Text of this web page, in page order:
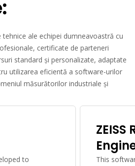
ale echipei dumneavoastră cu
certificate de parteneri
standard și personalizate, adaptate
utilizarea eficientă a software-urilor
măsurătorilor industriale și
to
ZEISS
This